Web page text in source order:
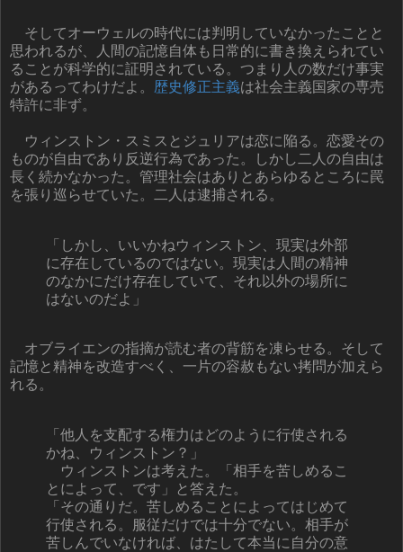
そしてオーウェルの時代には判明していなかったことと
思われるが、人間の記憶自体も日常的に書き換えられてい
ることが科学的に証明されている。つまり人の数だけ事実
があるってわけだよ。 歴史修正主義は社会主義国家の専売
特許に非ず。
ウィンストン・スミスとジュリアは恋に陥る。恋愛その
ものが自由であり反逆行為であった。しかし二人の自由は
長く続かなかった。管理社会はありとあらゆるところに罠
を張り巡らせていた。二人は逮捕される。
「しかし、いいかねウィンストン、現実は外部
に存在しているのではない。現実は人間の精神
のなかにだけ存在していて、それ以外の場所に
はないのだよ」
オブライエンの指摘が読む者の背筋を凍らせる。そして
記憶と精神を改造すべく、一片の容赦もない拷問が加えら
れる。
「他人を支配する権力はどのように行使される
かね、ウィンストン？」
ウィンストンは考えた。「相手を苦しめるこ
とによって、です」と答えた。
「その通りだ。苦しめることによってはじめて
行使される。服従だけでは十分でない。相手が
苦しんでいなければ、はたして本当に自分の意